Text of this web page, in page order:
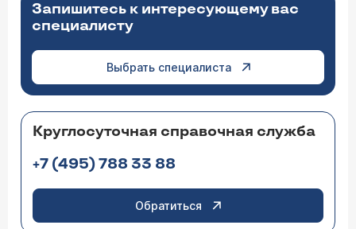
Запишитесь к интересующему вас
специалисту
Выбрать специалиста
Круглосуточная справочная служба
+7 (495) 788 33 88
Обратиться